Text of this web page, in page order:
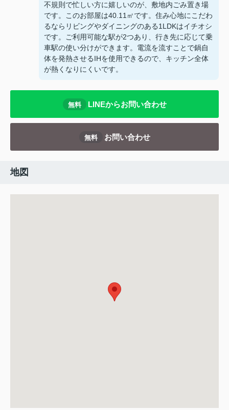
不規則で忙しい方に嬉しいのが、敷地内ごみ置き場
です。このお部屋は40.11㎡です。住み心地にこだわ
るならリビングやダイニングのある1LDKはイチオシ
です。ご利用可能な駅が2つあり、行き先に応じて乗
車駅の使い分けができます。電流を流すことで鍋自
体を発熱させるIHを使用できるので、キッチン全体
が熱くなりにくいです。
無料 LINEからお問い合わせ
無料 お問い合わせ
地図